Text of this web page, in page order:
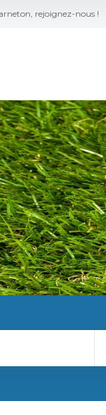
rejoignez-nous !